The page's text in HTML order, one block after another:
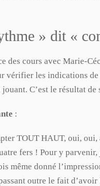
» dit «
des cours avec Marie-
vérifier les indications
C’est le résultat de
:
TOUT HAUT, oui, oui,
fers ! Pour y
même donné
outre le fait